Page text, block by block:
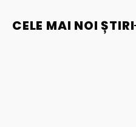
CELE MAI NOI ȘTIRI